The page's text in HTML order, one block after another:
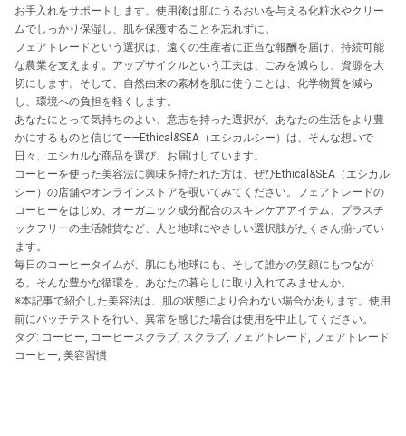
お手入れをサポートします。使用後は肌にうるおいを与える化粧水やクリー
ムでしっかり保湿し、肌を保護することを忘れずに。
フェアトレードという選択は、遠くの生産者に正当な報酬を届け、持続可能
な農業を支えます。アップサイクルという工夫は、ごみを減らし、資源を大
切にします。そして、自然由来の素材を肌に使うことは、化学物質を減ら
し、環境への負担を軽くします。
あなたにとって気持ちのよい、意志を持った選択が、あなたの生活をより豊
かにするものと信じて――Ethical&SEA（エシカルシー）は、そんな想いで
日々、エシカルな商品を選び、お届けしています。
コーヒーを使った美容法に興味を持たれた方は、ぜひEthical&SEA（エシカル
シー）の店舗やオンラインストアを覗いてみてください。フェアトレードの
コーヒーをはじめ、オーガニック成分配合のスキンケアアイテム、プラスチ
ックフリーの生活雑貨など、人と地球にやさしい選択肢がたくさん揃ってい
ます。
毎日のコーヒータイムが、肌にも地球にも、そして誰かの笑顔にもつなが
る。そんな豊かな循環を、あなたの暮らしに取り入れてみませんか。
※本記事で紹介した美容法は、肌の状態により合わない場合があります。使用
前にパッチテストを行い、異常を感じた場合は使用を中止してください。
タグ: コーヒー コーヒースクラブ スクラブ フェアトレード フェアトレード
コーヒー 美容習慣